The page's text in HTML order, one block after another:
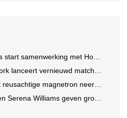
samenwerking met House of Cars
matchingplatform voor nieuwkomers en werkgevers
magnetron neer op Solar Festival
geven grootste tennisfans kans om US Open bij te wonen